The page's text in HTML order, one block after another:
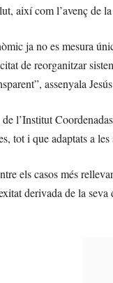
així com l’avenç de
ja no es mesura
de reorganitzar
assenyala
l’Institut
tot i que adaptats a
els casos més
derivada de la